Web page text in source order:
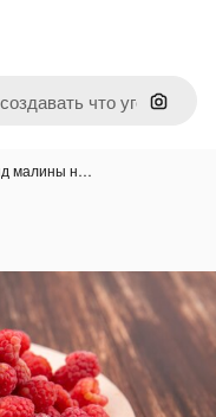
Поиск
малины н…